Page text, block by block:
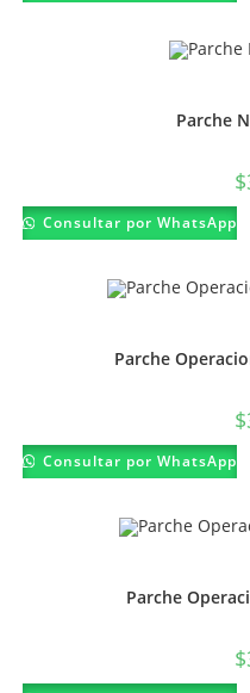
Parche
$
Consultar por WhatsApp
Parche
$
Consultar por WhatsApp
Parche
$